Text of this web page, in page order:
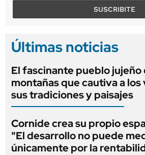
SUSCRIBITE
Últimas noticias
El fascinante pueblo jujeño
montañas que cautiva a
sus tradiciones y paisajes
Cornide crea su propio
"El desarrollo no puede
únicamente por la